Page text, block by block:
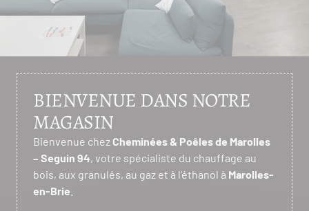
BIENVENUE DANS NOTRE
MAGASIN
Bienvenue chez Cheminées & Poêles de Marolles
– Seguin 94, votre spécialiste du chauffage au
bois, aux granulés, au gaz et à l’éthanol à Marolles-
en-Brie